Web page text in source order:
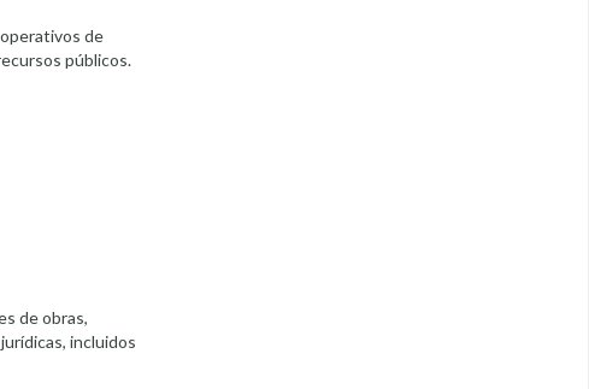
de
públicos.
de obras,
incluidos